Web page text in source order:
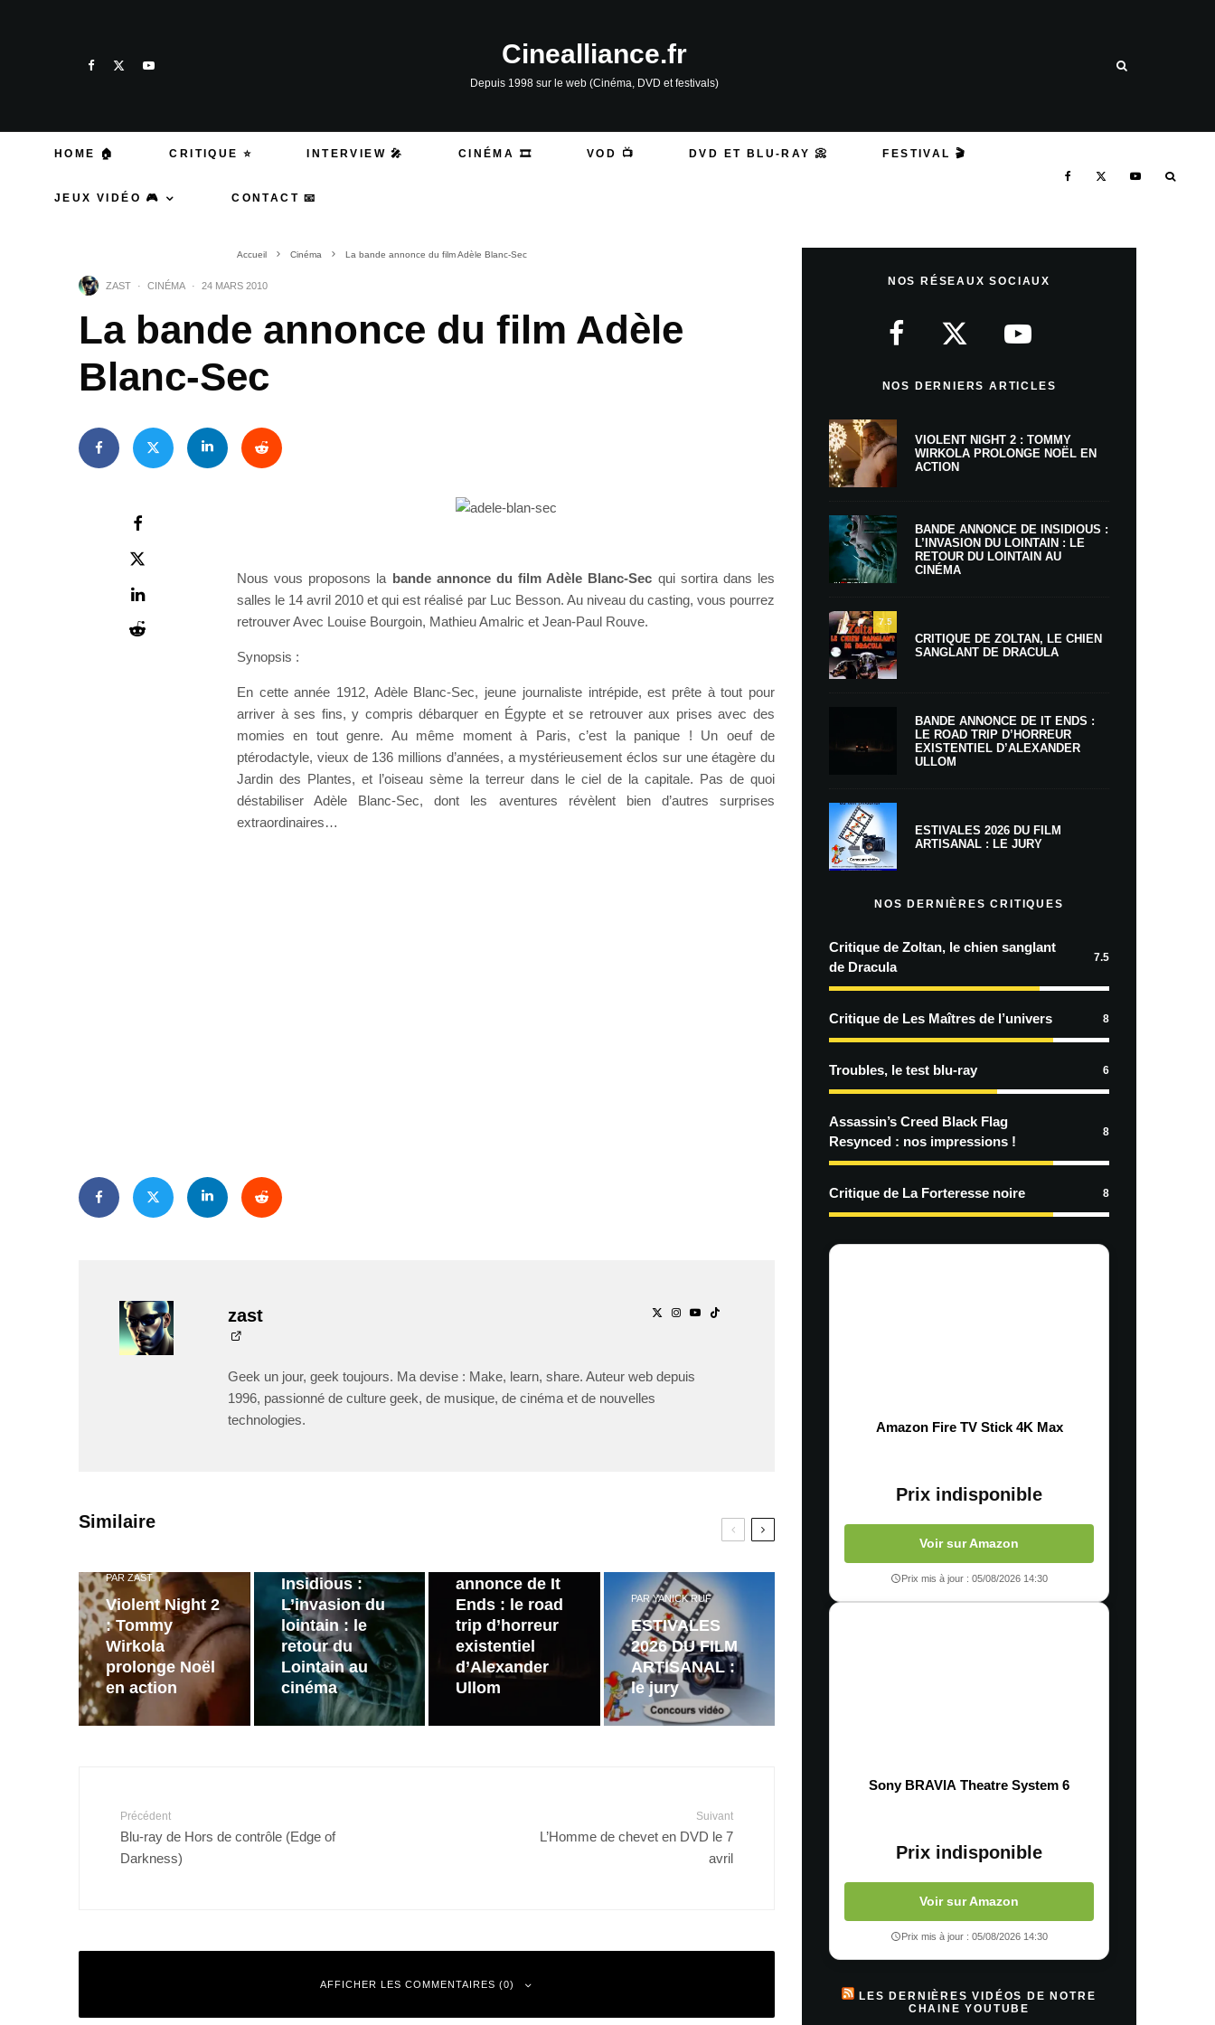
Cinealliance.fr
Depuis 1998 sur le web (Cinéma, DVD et festivals)
HOME 🏠 CRITIQUE ⭐ INTERVIEW 🎤 CINÉMA 🎞️ VOD 📺 DVD ET BLU-RAY 📀 FESTIVAL 🎬
JEUX VIDÉO 🎮 CONTACT 📧
Accueil Cinéma La bande annonce du film Adèle Blanc-Sec
ZAST · CINÉMA · 24 MARS 2010
La bande annonce du film Adèle
Blanc-Sec
Nous vous proposons la bande annonce du film Adèle Blanc-Sec qui sortira dans les
salles le 14 avril 2010 et qui est réalisé par Luc Besson. Au niveau du casting, vous pourrez
retrouver Avec Louise Bourgoin, Mathieu Amalric et Jean-Paul Rouve.
Synopsis :
En cette année 1912, Adèle Blanc-Sec, jeune journaliste intrépide, est prête à tout pour
arriver à ses fins, y compris débarquer en Égypte et se retrouver aux prises avec des
momies en tout genre. Au même moment à Paris, c’est la panique ! Un oeuf de
ptérodactyle, vieux de 136 millions d’années, a mystérieusement éclos sur une étagère du
Jardin des Plantes, et l’oiseau sème la terreur dans le ciel de la capitale. Pas de quoi
déstabiliser Adèle Blanc-Sec, dont les aventures révèlent bien d’autres surprises
extraordinaires…
zast
Geek un jour, geek toujours. Ma devise : Make, learn, share. Auteur web depuis
1996, passionné de culture geek, de musique, de cinéma et de nouvelles
technologies.
Similaire
PAR ZAST
Violent Night 2
: Tommy
Wirkola
prolonge Noël
en action
Insidious :
L’invasion du
lointain : le
retour du
Lointain au
cinéma
annonce de It
Ends : le road
trip d’horreur
existentiel
d’Alexander
Ullom
PARYANICK RUF
ESTIVALES
2026 DU FILM
ARTISANAL :
le jury
Précédent
Blu-ray de Hors de contrôle (Edge of
Darkness)
Suivant
L’Homme de chevet en DVD le 7
avril
AFFICHER LES COMMENTAIRES (0)
NOS RÉSEAUX SOCIAUX
NOS DERNIERS ARTICLES
VIOLENT NIGHT 2 : TOMMY
WIRKOLA PROLONGE NOËL EN
ACTION
BANDE ANNONCE DE INSIDIOUS :
L’INVASION DU LOINTAIN : LE
RETOUR DU LOINTAIN AU
CINÉMA
7.5
CRITIQUE DE ZOLTAN, LE CHIEN
SANGLANT DE DRACULA
BANDE ANNONCE DE IT ENDS :
LE ROAD TRIP D’HORREUR
EXISTENTIEL D’ALEXANDER
ULLOM
ESTIVALES 2026 DU FILM
ARTISANAL : LE JURY
NOS DERNIÈRES CRITIQUES
Critique de Zoltan, le chien sanglant
de Dracula
7.5
Critique de Les Maîtres de l’univers 8
Troubles, le test blu-ray 6
Assassin’s Creed Black Flag
Resynced : nos impressions !
8
Critique de La Forteresse noire 8
Amazon Fire TV Stick 4K Max
Prix indisponible
Voir sur Amazon
Prix mis à jour : 05/08/2026 14:30
Sony BRAVIA Theatre System 6
Prix indisponible
Voir sur Amazon
Prix mis à jour : 05/08/2026 14:30
LES DERNIÈRES VIDÉOS DE NOTRE
CHAINE YOUTUBE